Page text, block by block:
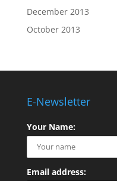
December 2013
October 2013
E-Newsletter
Your Name:
Email address: